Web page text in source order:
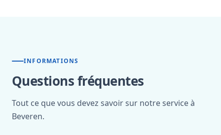
INFORMATIONS
Questions fréquentes
Tout ce que vous devez savoir sur notre service à
Beveren.